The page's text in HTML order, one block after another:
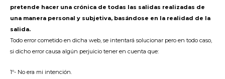
pretende hacer una crónica de todas las salidas realizadas de
una manera personal y subjetiva, basándose en la realidad de la
salida.
Todo error cometido en dicha web, se intentará solucionar pero en todo caso,
si dicho error causa algún perjuicio tener en cuenta que:
1º- No era mi intención.